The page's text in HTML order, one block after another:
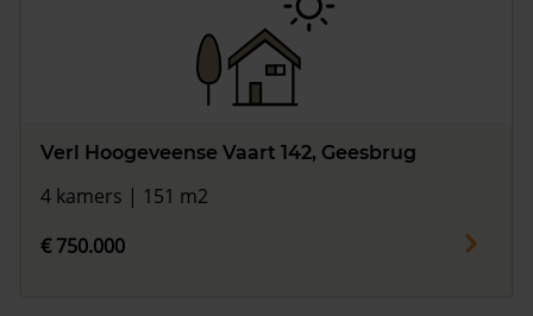
Verl Hoogeveense Vaart 142, Geesbrug
4 kamers | 151 m2
€ 750.000